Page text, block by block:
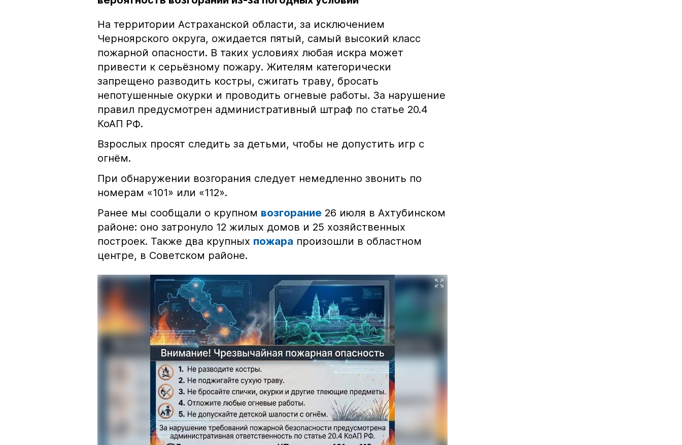
На территории Астраханской области, за исключением
Черноярского округа, ожидается пятый, самый высокий класс
пожарной опасности. В таких условиях любая искра может
привести к серьёзному пожару. Жителям категорически
запрещено разводить костры, сжигать траву, бросать
непотушенные окурки и проводить огневые работы. За нарушение
правил предусмотрен административный штраф по статье 20.4
КоАП РФ.
Взрослых просят следить за детьми, чтобы не допустить игр с
огнём.
При обнаружении возгорания следует немедленно звонить по
номерам «101» или «112».
Ранее мы сообщали о крупном возгорание 26 июля в Ахтубинском
районе: оно затронуло 12 жилых домов и 25 хозяйственных
построек. Также два крупных пожара произошли в областном
центре, в Советском районе.